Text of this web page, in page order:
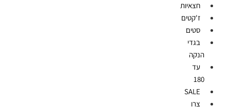
חצאיות
ז'קטים
סטים
בגדי
הנקה
עד
180
SALE
צרו